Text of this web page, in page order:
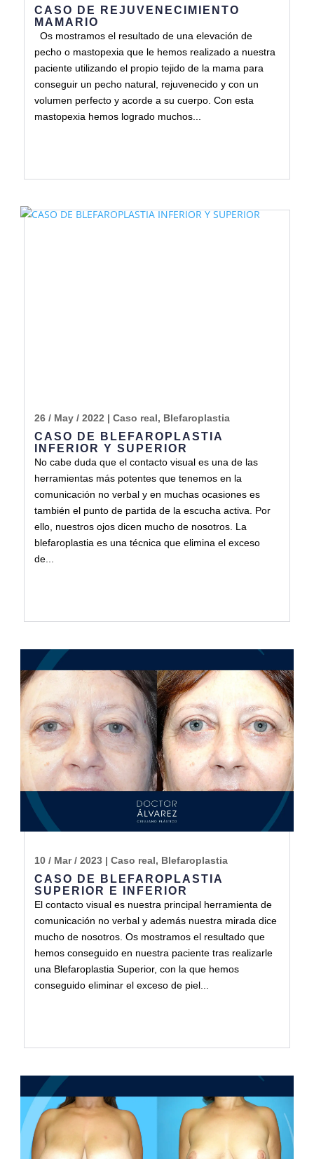
CASO DE REJUVENECIMIENTO
MAMARIO
Os mostramos el resultado de una elevación de
pecho o mastopexia que le hemos realizado a nuestra
paciente utilizando el propio tejido de la mama para
conseguir un pecho natural, rejuvenecido y con un
volumen perfecto y acorde a su cuerpo. Con esta
mastopexia hemos logrado muchos...
CASO DE BLEFAROPLASTIA
INFERIOR Y SUPERIOR
26 / May / 2022 | Caso real, Blefaroplastia
No cabe duda que el contacto visual es una de las
herramientas más potentes que tenemos en la
comunicación no verbal y en muchas ocasiones es
también el punto de partida de la escucha activa. Por
ello, nuestros ojos dicen mucho de nosotros. La
blefaroplastia es una técnica que elimina el exceso
de...
CASO DE BLEFAROPLASTIA
SUPERIOR E INFERIOR
10 / Mar / 2023| Caso real, Blefaroplastia
El contacto visual es nuestra principal herramienta de
comunicación no verbal y además nuestra mirada dice
mucho de nosotros. Os mostramos el resultado que
hemos conseguido en nuestra paciente tras realizarle
una Blefaroplastia Superior, con la que hemos
conseguido eliminar el exceso de piel...